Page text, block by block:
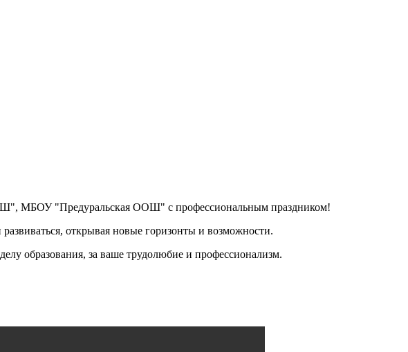
МБОУ "Предуральская ООШ" с профессиональным праздником!
открывая новые горизонты и возможности.
образования, за ваше трудолюбие и профессионализм.